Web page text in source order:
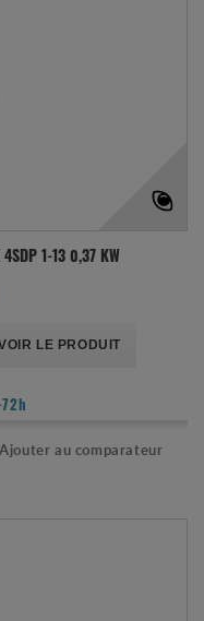
4SDP 1-13 0,37 KW
LE PRODUIT
Ajouter au comparateur